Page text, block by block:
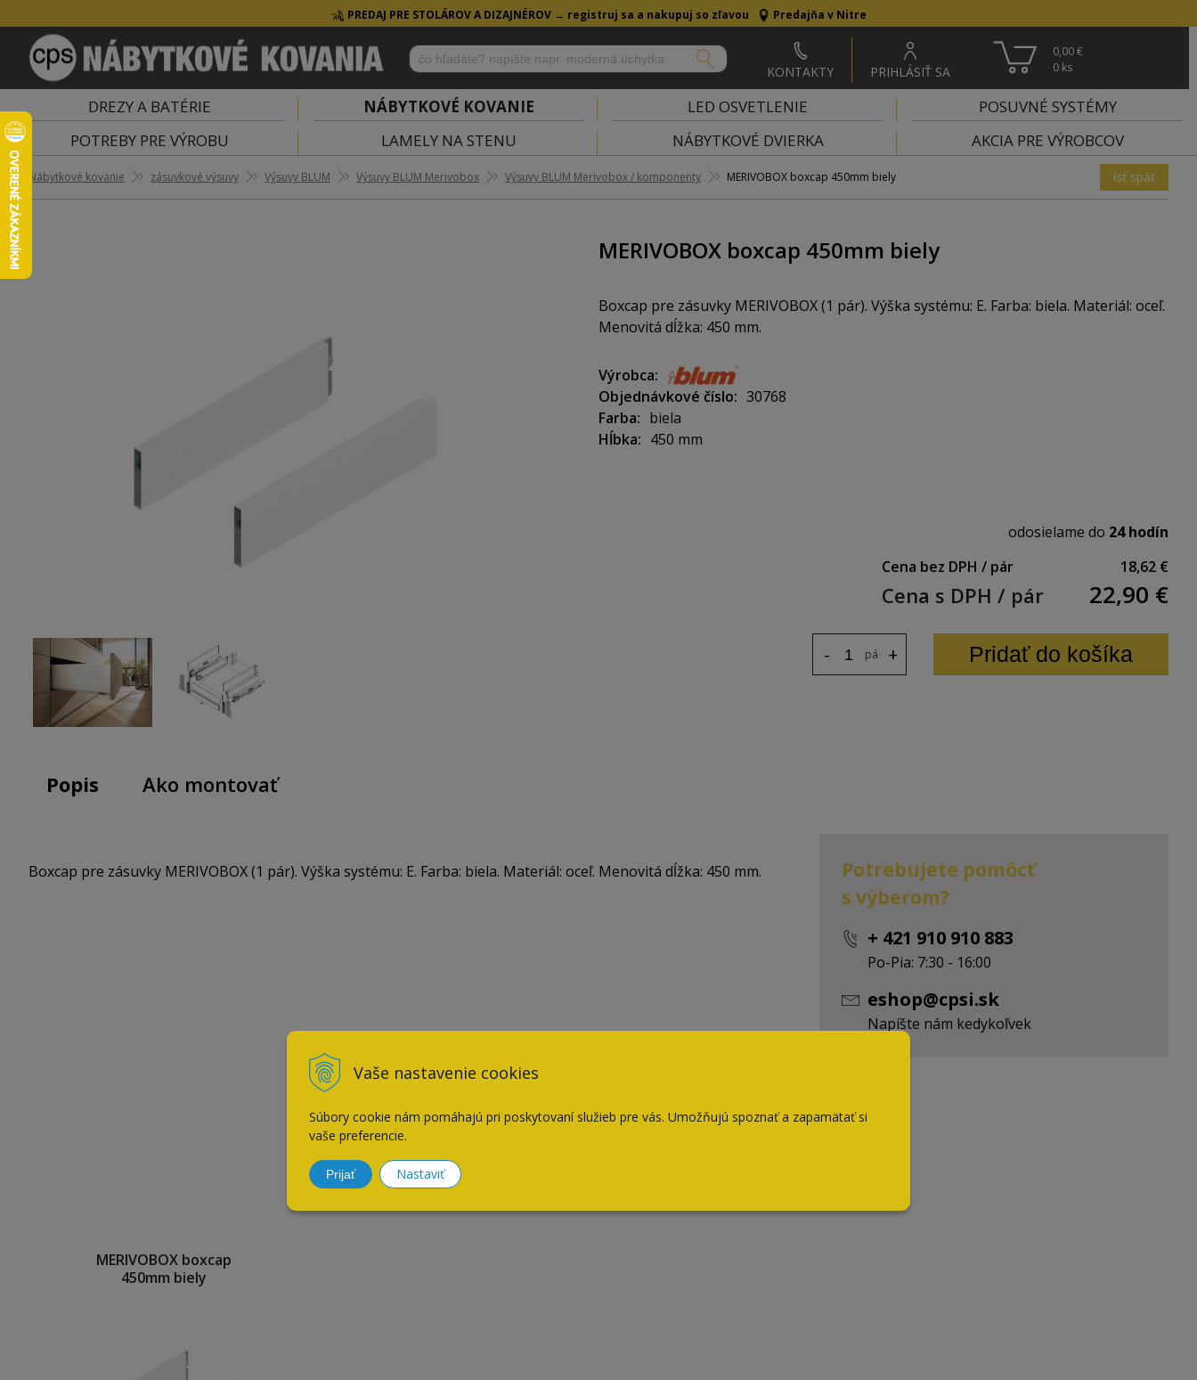
Vaše nastavenie cookies
Súbory cookie nám pomáhajú pri poskytovaní služieb pre vás. Umožňujú spoznať a zapamätať si
vaše preferencie.
Prijať Nastaviť
PREDAJ PRE STOLÁROV A DIZAJNÉROV → registruj sa a nakupuj so zľavou Predajňa v Nitre
KONTAKTY PRIHLÁSIŤ SA
0,00 €
0 ks
DREZY A BATÉRIE NÁBYTKOVÉ KOVANIE LED OSVETLENIE
POSUVNÉ SYSTÉMY
POTREBY PRE VÝROBU
LAMELY NA STENU NÁBYTKOVÉ DVIERKA AKCIA PRE VÝROBCOV
Nábytkové kovanie zásuvkové výsuvy Výsuvy BLUM Výsuvy BLUM Merivobox Výsuvy BLUM Merivobox / komponenty MERIVOBOX boxcap 450mm biely ísť späť
MERIVOBOX boxcap 450mm biely
Boxcap pre zásuvky MERIVOBOX (1 pár). Výška systému: E. Farba: biela. Materiál: oceľ.
Menovitá dĺžka: 450 mm.
Výrobca
Objednávkové číslo
30768
Farba
biela
Hĺbka
450 mm
odosielame do 24 hodín
Cena bez DPH / pár
18,62 €
Cena s DPH / pár 22,90 €
pár +
- Pridať do košíka
Popis Ako montovať
Boxcap pre zásuvky MERIVOBOX (1 pár). Výška systému: E. Farba: biela. Materiál: oceľ. Menovitá dĺžka: 450 mm.
Potrebujete pomôcť
s výberom?
+ 421 910 910 883
Po-Pia: 7:30 - 16:00
eshop@cpsi.sk
Napíšte nám kedykoľvek
MERIVOBOX boxcap
450mm biely